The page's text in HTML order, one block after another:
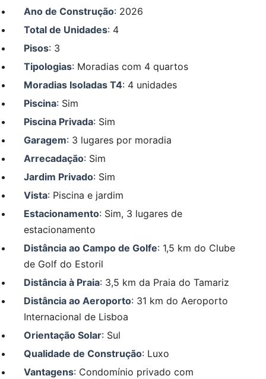
Ano de Construção: 2026
Total de Unidades: 4
Pisos: 3
Tipologias: Moradias com 4 quartos
Moradias Isoladas T4: 4 unidades
Piscina: Sim
Piscina Privada: Sim
Garagem: 3 lugares por moradia
Arrecadação: Sim
Jardim Privado: Sim
Vista: Piscina e jardim
Estacionamento: Sim, 3 lugares de
estacionamento
Distância ao Campo de Golfe: 1,5 km do Clube
de Golf do Estoril
Distância à Praia: 3,5 km da Praia do Tamariz
Distância ao Aeroporto: 31 km do Aeroporto
Internacional de Lisboa
Orientação Solar: Sul
Qualidade de Construção: Luxo
Vantagens: Condomínio privado com